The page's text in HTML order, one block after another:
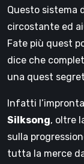
Questo sistema
circostante ed
Fate più quest
dice che
una quest
Infatti
Silksong, oltre
sulla
tutta la merce